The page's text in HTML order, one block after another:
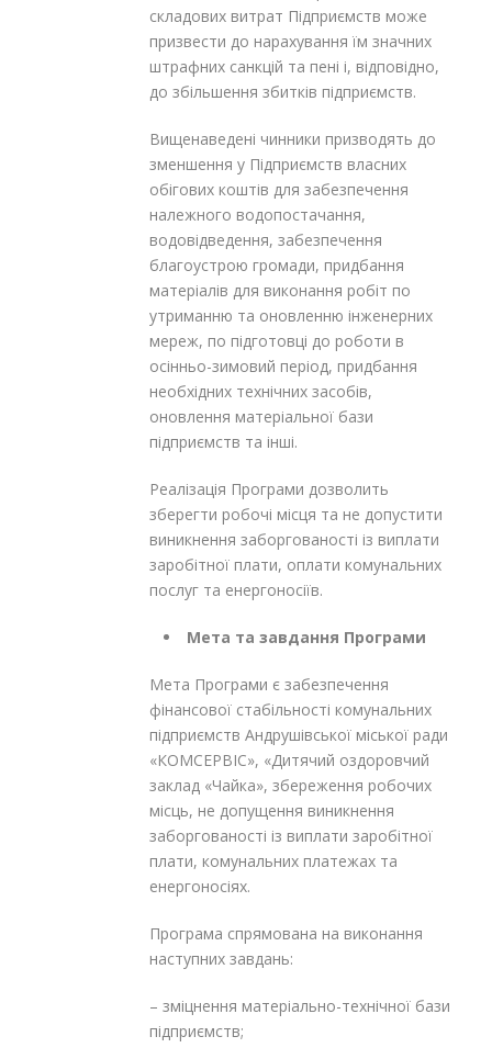
складових витрат Підприємств може
призвести до нарахування їм значних
штрафних санкцій та пені і, відповідно,
до збільшення збитків підприємств.
Вищенаведені чинники призводять до
зменшення у Підприємств власних
обігових коштів для забезпечення
належного водопостачання,
водовідведення, забезпечення
благоустрою громади, придбання
матеріалів для виконання робіт по
утриманню та оновленню інженерних
мереж, по підготовці до роботи в
осінньо-зимовий період, придбання
необхідних технічних засобів,
оновлення матеріальної бази
підприємств та інші.
Реалізація Програми дозволить
зберегти робочі місця та не допустити
виникнення заборгованості із виплати
заробітної плати, оплати комунальних
послуг та енергоносіїв.
Мета та завдання Програми
Мета Програми є забезпечення
фінансової стабільності комунальних
підприємств Андрушівської міської ради
«КОМСЕРВІС», «Дитячий оздоровчий
заклад «Чайка», збереження робочих
місць, не допущення виникнення
заборгованості із виплати заробітної
плати, комунальних платежах та
енергоносіях.
Програма спрямована на виконання
наступних завдань:
– зміцнення матеріально-технічної бази
підприємств;